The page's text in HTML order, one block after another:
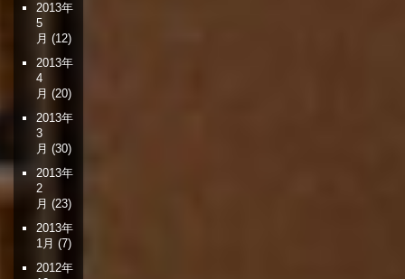
2013年
5
月 (12)
2013年
4
月 (20)
2013年
3
月 (30)
2013年
2
月 (23)
2013年
1月 (7)
2012年